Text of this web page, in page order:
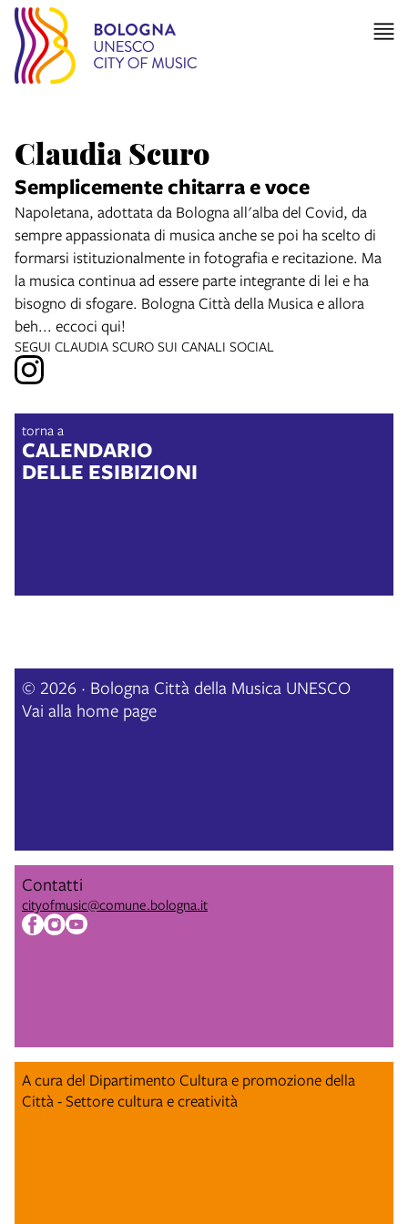
Claudia Scuro
Semplicemente chitarra e voce
Napoletana, adottata da Bologna all'alba del Covid, da
sempre appassionata di musica anche se poi ha scelto di
formarsi istituzionalmente in fotografia e recitazione. Ma
la musica continua ad essere parte integrante di lei e ha
bisogno di sfogare. Bologna Città della Musica e allora
beh... eccoci qui!
SEGUI CLAUDIA SCURO SUI CANALI SOCIAL
torna a
CALENDARIO
DELLE ESIBIZIONI
© 2026 · Bologna Città della Musica UNESCO
Vai alla home page
Contatti
cityofmusic@comune.bologna.it
A cura del Dipartimento Cultura e promozione della
Città - Settore cultura e creatività